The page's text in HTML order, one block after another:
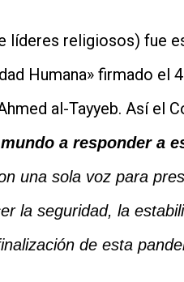
líderes religiosos) fue
Humana» firmado el
al-Tayyeb. Así el
a responder a
una sola voz para
la seguridad, la
de esta